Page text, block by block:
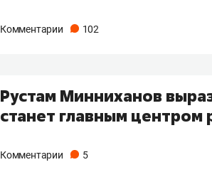
Комментарии 102
Рустам Минниханов
станет главным центром
Комментарии 5